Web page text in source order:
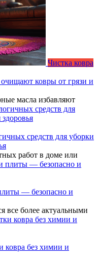
Чистка ковра
ковры от грязи и
масла избавляют
средств для уборки
работ в доме или
— безопасно и
все более актуальными
ковра без химии и